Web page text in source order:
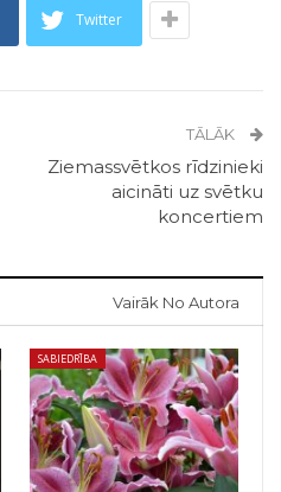
Twitter
TĀLĀK
Ziemassvētkos rīdzinieki
aicināti uz svētku
koncertiem
Vairāk No Autora
SABIEDRĪBA